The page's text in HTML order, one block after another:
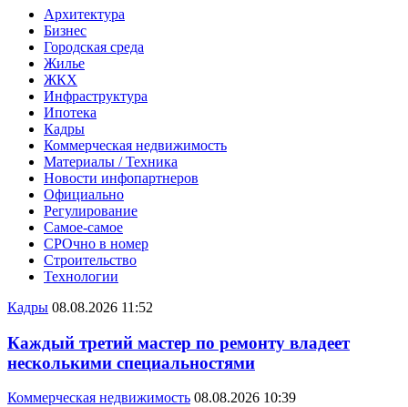
Архитектура
Бизнес
Городская среда
Жилье
ЖКХ
Инфраструктура
Ипотека
Кадры
Коммерческая недвижимость
Материалы / Техника
Новости инфопартнеров
Официально
Регулирование
Самое-самое
СРОчно в номер
Строительство
Технологии
Кадры 08.08.2026 11:52
Каждый третий мастер по ремонту владеет
несколькими специальностями
Коммерческая недвижимость 08.08.2026 10:39